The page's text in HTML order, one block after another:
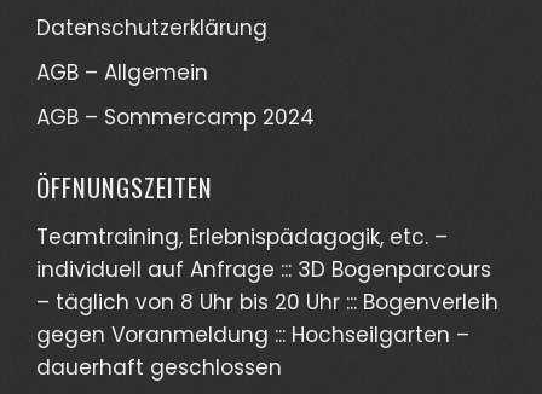
Datenschutzerklärung
AGB – Allgemein
AGB – Sommercamp 2024
ÖFFNUNGSZEITEN
Teamtraining, Erlebnispädagogik, etc. –
individuell auf Anfrage ::: 3D Bogenparcours
– täglich von 8 Uhr bis 20 Uhr ::: Bogenverleih
gegen Voranmeldung ::: Hochseilgarten –
dauerhaft geschlossen